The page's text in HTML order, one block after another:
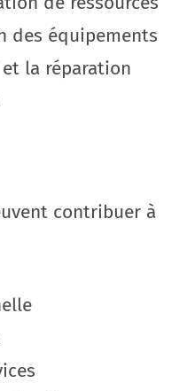
des équipements
la réparation
contribuer à